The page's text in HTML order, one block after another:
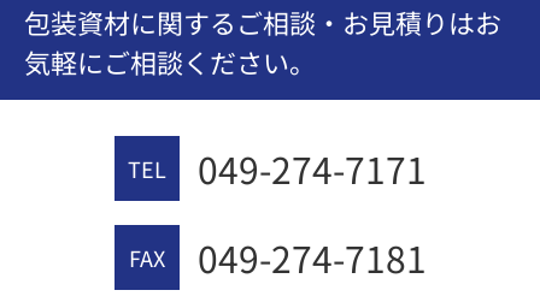
包装資材に関するご相談・お見積りはお
気軽にご相談ください。
TEL 049-274-7171
FAX 049-274-7181